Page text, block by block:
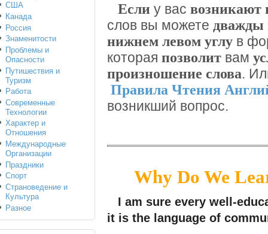
Если у вас возникают
слов вы можете дважды
нижнем левом углу в
которая позволит вам
произношение слова.
Правила Чтения
возникший вопрос.
Why Do We
I am sure every well-
it is the language of
США
Канада
Россия
Знаменитости
Проблемы и
Опасности
Путишествия и
Туризм
Работа
Современные
Технологии
Характер и
Отношения
Международные
Организации
Праздники
Спорт
Страноведение и
Культура
Разное